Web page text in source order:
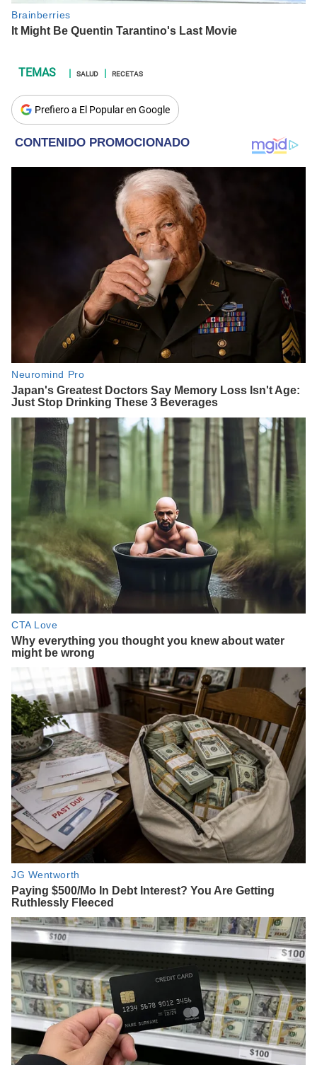
SALUD RECETAS
Prefiero a El Popular en Google